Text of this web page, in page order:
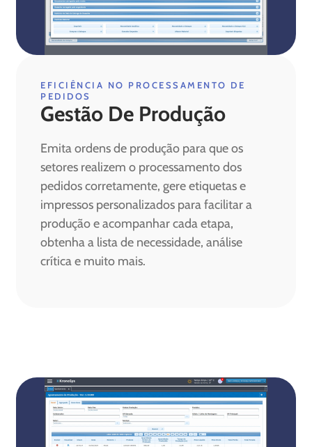
EFICIÊNCIA NO PROCESSAMENTO DE
PEDIDOS
Gestão De Produção
Emita ordens de produção para que os
setores realizem o processamento dos
pedidos corretamente, gere etiquetas e
impressos personalizados para facilitar a
produção e acompanhar cada etapa,
obtenha a lista de necessidade, análise
crítica e muito mais.